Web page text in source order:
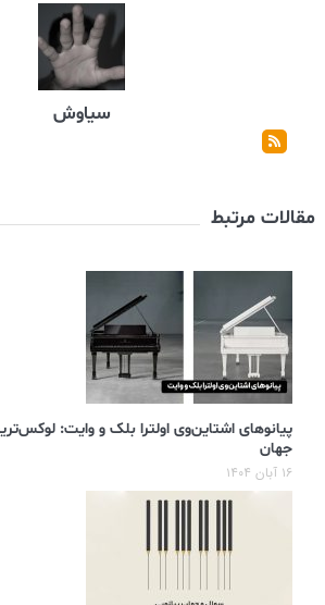
سیاوش
مقالات مرتبط
پیانوهای اشتاین‌وی اولترا بلک و وایت:
جهان
۱۶ آبان ۱۴۰۴